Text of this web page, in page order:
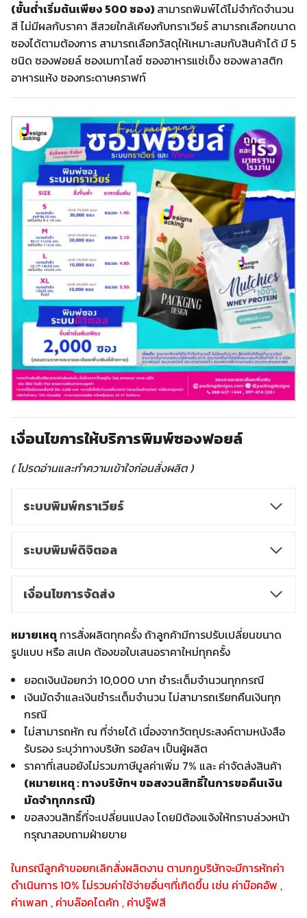
(ขั้นต่ำเริ่มต้นเพียง 500 ซอง) สามารถพิมพ์ได้ไม่จำกัดจำนวน
สี ไม่มีผลกับราคา สีสวยใกล้เคียงกับกราเวียร์ สามารถเลือกขนาด
ซองได้ตามต้องการ สามารถเลือกวัสดุให้เหมาะสมกับสินค้าได้ มี 5
ชนิด ซองฟอยล์ ซองเมทาไลซ์ ซองอาหารแช่เข็ง ซองพลาสติก
อาหารแห้ง ซองกระดาษคราฟท์
เงื่อนไขการให้บริการพิมพ์ซองฟอยล์
( โปรดอ่านและทำความเข้าใจก่อนสั่งผลิต )
ระบบพิมพ์กราเวียร์
ระบบพิมพ์ดิจิตอล
เงื่อนไขการจัดส่ง
หมายเหตุการสั่งผลิตทุกครั้ง ถ้าลูกค้ามีการปรับเปลี่ยนขนาด
รูปแบบ หรือ สเปค ต้องขอใบเสนอราคาใหม่ทุกครั้ง
ยอดเงินน้อยกว่า 10,000 บาท ชำระเต็มจำนวนทุกกรณี
เงินมัดจำและเงินชำระเต็มจำนวน ไม่สามารถเรียกคืนเงินทุก
กรณี
ไม่สามารถหัก ณ ที่จ่ายได้ เนื่องจากวัตถุประสงค์ตามหนังสือ
รับรอง ระบุว่าทางบริษัท รอยัลฯ เป็นผู้ผลิต
ราคาที่เสนอยังไม่รวมภาษีมูลค่าเพิ่ม 7% และ ค่าจัดส่งสินค้า
(หมายเหตุ : ทางบริษัทฯ ขอสงวนสิทธิ์ในการขอคืนเงิน
มัดจำทุกกรณี)
ขอสงวนสิทธิ์ที่จะเปลี่ยนแปลง โดยมิต้องแจ้งให้ทราบล่วงหน้า
กรุณาสอบถามฝ่ายขาย
ในกรณีลูกค้าขอยกเลิกสั่งผลิตงาน ตามกฏบริษัทจะมีการหักค่า
ดำเนินการ 10% ไม่รวมค่าใช้จ่ายอื่นๆที่เกิดขึ้น เช่น ค่าม๊อคอัพ ,
ค่าเพลท , ค่าบล๊อคไดคัท , ค่าปรู๊ฟสี